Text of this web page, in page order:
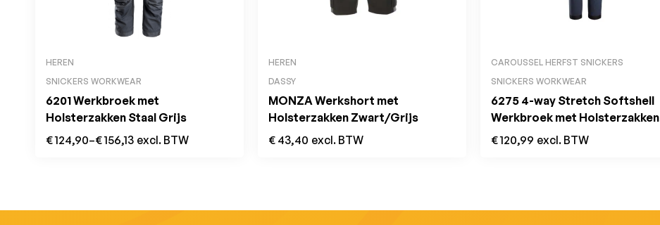
HEREN
SNICKERS WORKWEAR
6201 Werkbroek met
Holsterzakken Staal Grijs
€124,90–€156,13 excl. BTW
HEREN
DASSY
MONZA Werkshort met
Holsterzakken Zwart/Grijs
€ 43,40 excl. BTW
CAROUSSEL HERFST SNICKERS
SNICKERS WORKWEAR
6275 4-way Stretch Softshell
Werkbroek met Holsterzakken
Navy
€120,99 excl. BTW